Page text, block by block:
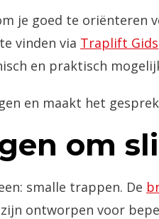
je goed te oriënteren
vinden via Traplift Gids
en praktisch
en maakt het
om
smalle trappen. De
ontworpen voor